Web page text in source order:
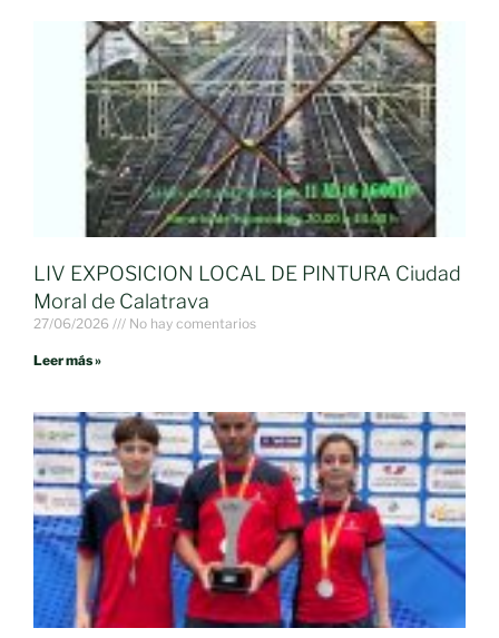
LIV EXPOSICION LOCAL DE PINTURA Ciudad
Moral de Calatrava
27/06/2026 No hay comentarios
Leer más »